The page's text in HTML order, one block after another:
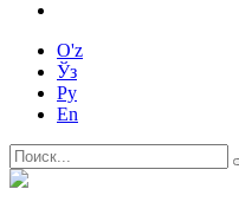
O'z
Ўз
Ру
En